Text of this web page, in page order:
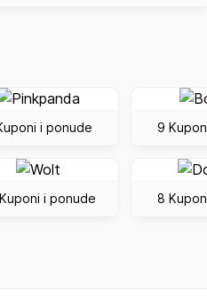
i ponude 9
i ponude 8